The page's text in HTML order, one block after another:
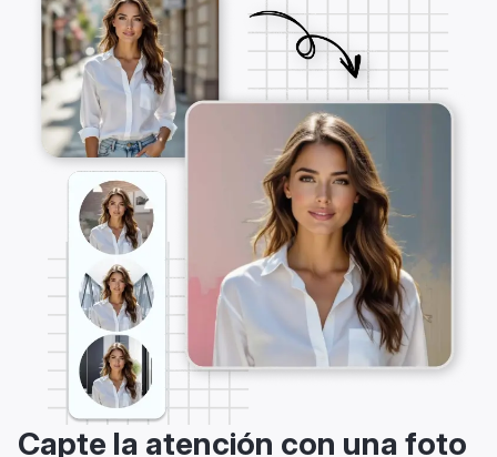
Capte la atención con una foto